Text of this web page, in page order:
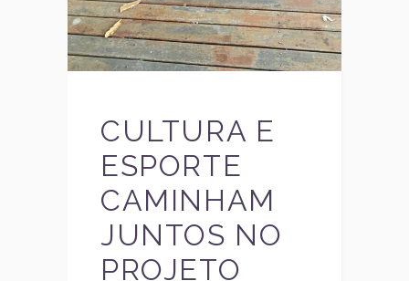
CULTURA E
ESPORTE
CAMINHAM
JUNTOS NO
PROJETO